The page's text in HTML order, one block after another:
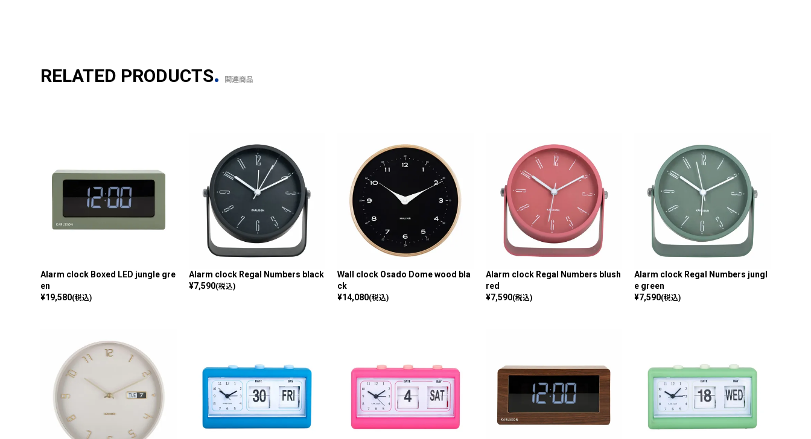
RELATED PRODUCTS 関連商品
Alarm clock Boxed LED jungle gre
en
¥19,580(税込)
Alarm clock Regal Numbers black
¥7,590(税込)
Wall clock Osado Dome wood bla
ck
¥14,080(税込)
Alarm clock Regal Numbers blush
red
¥7,590(税込)
Alarm clock Regal Numbers jungl
e green
¥7,590(税込)